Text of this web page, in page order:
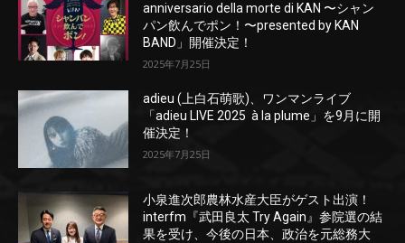
anniversario della morte di KAN 〜シャン
パン飲んでポン！〜presented by KAN
BAND」開催決定！
2025年7月25日
adieu (上白石萌歌)、ワンマンライブ
「adieu LIVE 2025 à la plume」を9月に開
催決定！
2025年7月25日
小泉進次郎農林水産大臣がゲスト出演！
interfm『武田良太 Try Again』参院選の結
果を受け、今後の日本、政治を元総務大